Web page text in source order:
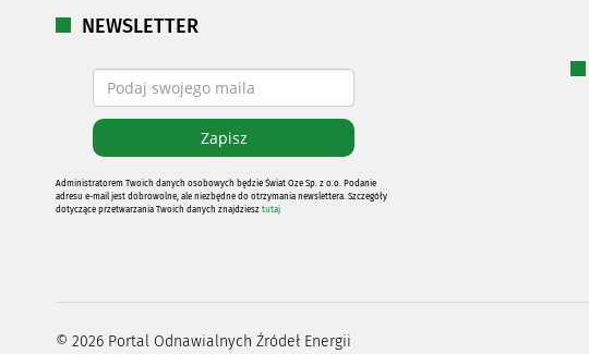
NEWSLETTER
Administratorem Twoich danych osobowych będzie Świat Oze Sp. z o.o. Podanie
adresu e-mail jest dobrowolne, ale niezbędne do otrzymania newslettera. Szczegóły
dotyczące przetwarzania Twoich danych znajdziesz tutaj
© 2026Portal Odnawialnych Źródeł Energii